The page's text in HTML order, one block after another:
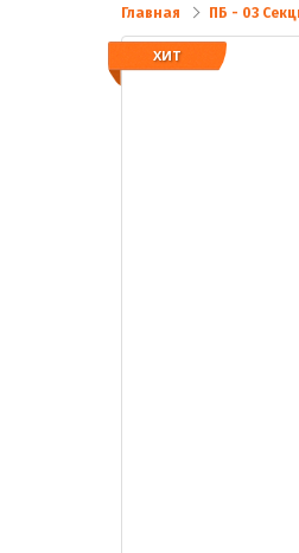
Главная ПБ - 03
ХИТ